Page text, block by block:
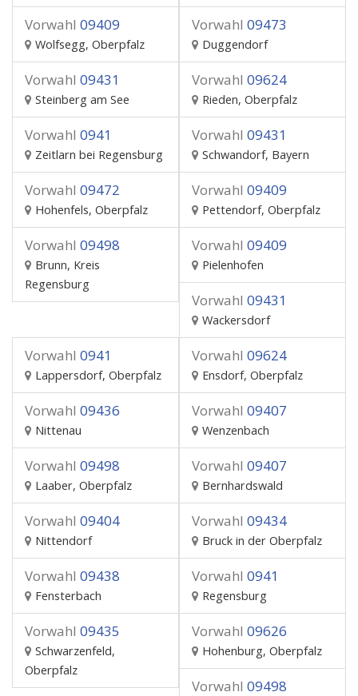
Vorwahl 09409
Wolfsegg, Oberpfalz
Vorwahl 09473
Duggendorf
Vorwahl 09431
Steinberg am See
Vorwahl 09624
Rieden, Oberpfalz
Vorwahl 0941
Zeitlarn bei Regensburg
Vorwahl 09431
Schwandorf, Bayern
Vorwahl 09472
Hohenfels, Oberpfalz
Vorwahl 09409
Pettendorf, Oberpfalz
Vorwahl 09498
Brunn, Kreis
Regensburg
Vorwahl 09409
Pielenhofen
Vorwahl 09431
Wackersdorf
Vorwahl 0941
Lappersdorf, Oberpfalz
Vorwahl 09624
Ensdorf, Oberpfalz
Vorwahl 09436
Nittenau
Vorwahl 09407
Wenzenbach
Vorwahl 09498
Laaber, Oberpfalz
Vorwahl 09407
Bernhardswald
Vorwahl 09404
Nittendorf
Vorwahl 09434
Bruck in der Oberpfalz
Vorwahl 09438
Fensterbach
Vorwahl 0941
Regensburg
Vorwahl 09435
Schwarzenfeld,
Oberpfalz
Vorwahl 09626
Hohenburg, Oberpfalz
Vorwahl 09498